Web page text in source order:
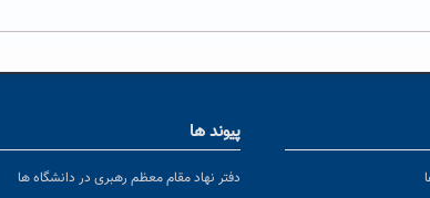
پیوند ها
دفتر نهاد مقام معظم رهبری در دانشگاه ها